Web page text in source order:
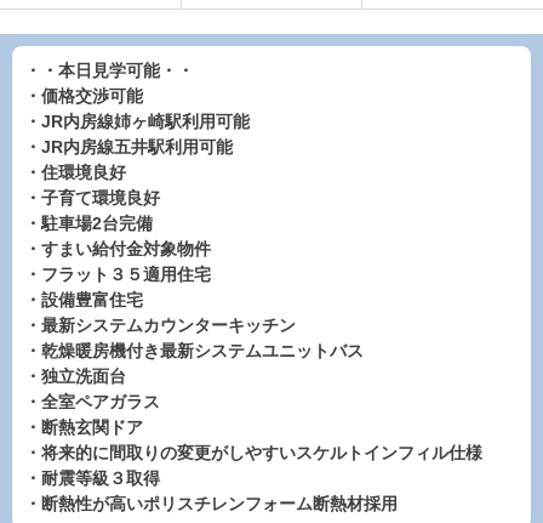
・・本日見学可能・・
・価格交渉可能
・JR内房線姉ヶ崎駅利用可能
・JR内房線五井駅利用可能
・住環境良好
・子育て環境良好
・駐車場2台完備
・すまい給付金対象物件
・フラット３５適用住宅
・設備豊富住宅
・最新システムカウンターキッチン
・乾燥暖房機付き最新システムユニットバス
・独立洗面台
・全室ペアガラス
・断熱玄関ドア
・将来的に間取りの変更がしやすいスケルトインフィル仕様
・耐震等級３取得
・断熱性が高いポリスチレンフォーム断熱材採用